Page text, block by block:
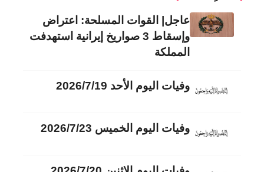
عاجل| القوات المسلحة: اعتراض
وإسقاط 3 صواريخ إيرانية استهدفت
المملكة
وفيات اليوم الأحد 2026/7/19
وفيات اليوم الخميس 2026/7/23